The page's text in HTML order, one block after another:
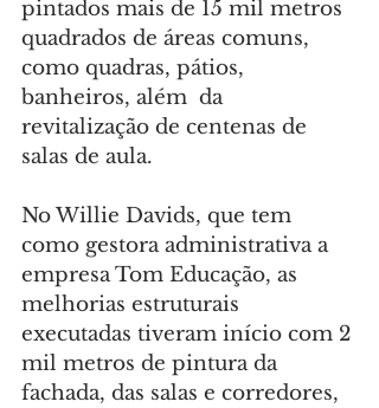
pintados mais de 15 mil metros
quadrados de áreas comuns,
como quadras, pátios,
banheiros, além  da
revitalização de centenas de
salas de aula.
No Willie Davids, que tem
como gestora administrativa a
empresa Tom Educação, as
melhorias estruturais
executadas tiveram início com 2
mil metros de pintura da
fachada, das salas e corredores,